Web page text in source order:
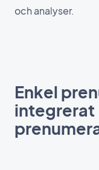
och analyser.
Enkel
integrerat